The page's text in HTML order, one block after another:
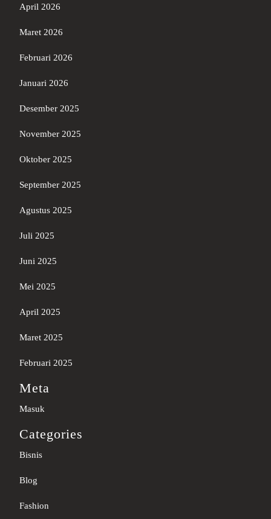
April 2026
Maret 2026
Februari 2026
Januari 2026
Desember 2025
November 2025
Oktober 2025
September 2025
Agustus 2025
Juli 2025
Juni 2025
Mei 2025
April 2025
Maret 2025
Februari 2025
Meta
Masuk
Categories
Bisnis
Blog
Fashion